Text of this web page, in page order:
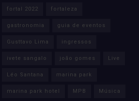
fortal 2022 fortaleza
gastronomia guia de eventos
Gusttavo Lima ingressos
ivete sangalo joão gomes Live
Léo Santana marina park
marina park hotel MPB Música